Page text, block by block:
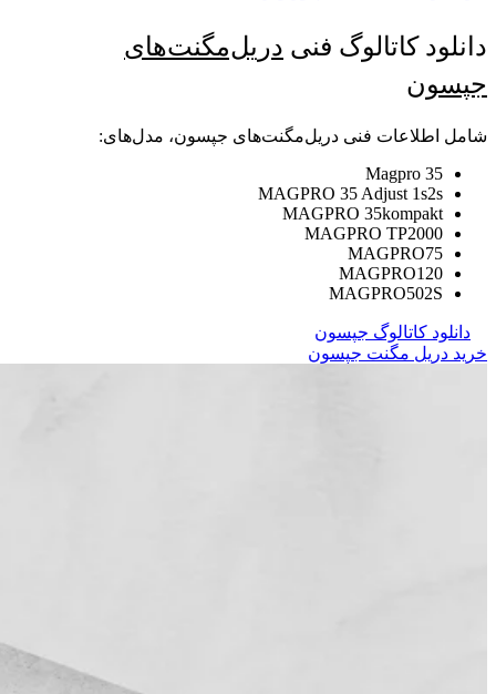
دانلود کاتالوگ فنی دریل‌مگنت‌های
جپسون
شامل اطلاعات فنی دریل‌مگنت‌های جپسون، مدل‌های:
Magpro 35
MAGPRO 35 Adjust 1s2s
MAGPRO 35kompakt
MAGPRO TP2000
MAGPRO75
MAGPRO120
MAGPRO502S
دانلود کاتالوگ جپسون
خرید دریل مگنت جپسون